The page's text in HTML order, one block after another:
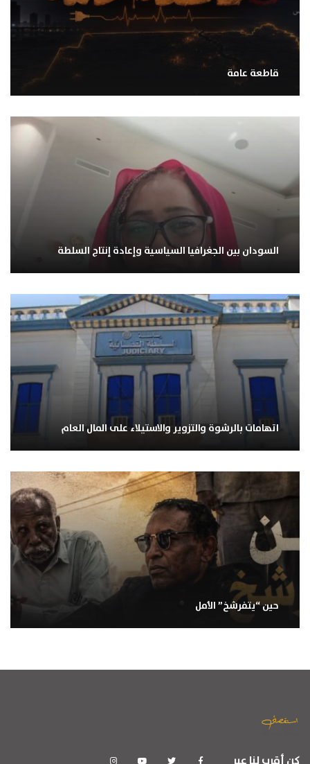
قاطعة عامة
السودان بين الجغرافيا السياسية وإعادة إنتاج السلطة
اتهامات بالرشوة والتزوير والاستيلاء على المال العام
حين “يتفرشخ” الأمل